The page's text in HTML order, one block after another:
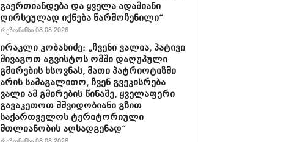
გაერთიანდება და ყველა ადამიანი
ღირსეულად იქნება წარმოჩენილი“
რეზონანსი 08.08.2026
ირაკლი კობახიძე: „ჩვენი ვალია, პატივი
მივაგოთ აგვისტოს ომში დაღუპული
გმირების ხსოვნას, მათი პატრიოტიზმი
არის სამაგალითო, ჩვენ გვეკისრება
ვალი ამ გმირების წინაშე, ყველაფერი
გავაკეთოთ მშვიდობიანი გზით
საქართველოს ტერიტორიული
მთლიანობის აღსადგენად“